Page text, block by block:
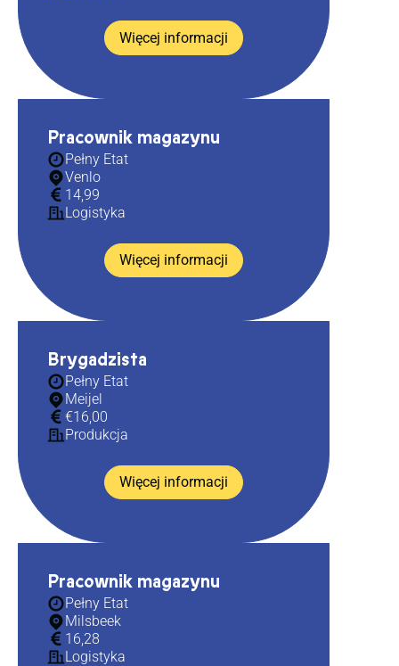
Więcej informacji
Pracownik magazynu
Pełny Etat
Venlo
14,99
Logistyka
Więcej informacji
Brygadzista
Pełny Etat
Meijel
€16,00
Produkcja
Więcej informacji
Pracownik magazynu
Pełny Etat
Milsbeek
16,28
Logistyka